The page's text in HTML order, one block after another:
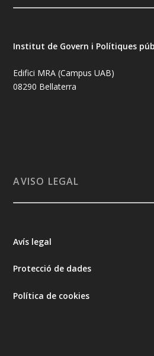
Institut de Govern i Polítiques
Edifici MRA (Campus UAB)
08290 Bellaterra
AVISO LEGAL
Avís legal
Protecció de dades
Política de cookies